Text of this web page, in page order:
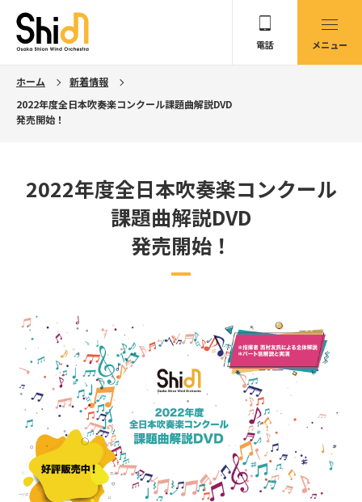
メニュー
電話
ホーム
新着情報
2022年度全日本吹奏楽コンクール課題曲解説DVD
発売開始！
2022年度全日本吹奏楽コンクール
課題曲解説DVD
発売開始！